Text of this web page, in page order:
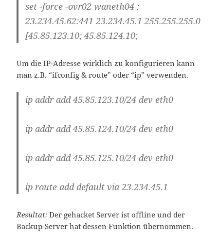
set -force -ovr02 waneth04 :
23.234.45.62:441 23.234.45.1 255.255.255.0
[45.85.123.10; 45.85.124.10;
Um die IP-Adresse wirklich zu konfigurieren kann
man z.B. “ifconfig & route” oder “ip” verwenden.
ip addr add 45.85.123.10/24 dev eth0
ip addr add 45.85.124.10/24 dev eth0
ip addr add 45.85.125.10/24 dev eth0
ip route add default via 23.234.45.1
Resultat: Der gehacket Server ist offline und der
Backup-Server hat dessen Funktion übernommen.